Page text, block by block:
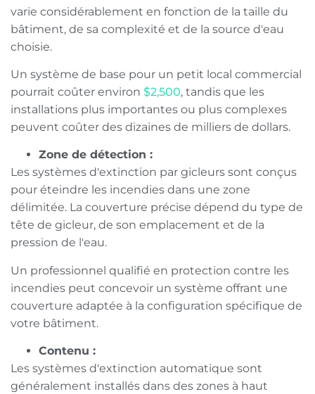
varie considérablement en fonction de la taille du
bâtiment, de sa complexité et de la source d'eau
choisie.
Un système de base pour un petit local commercial
pourrait coûter environ $2,500, tandis que les
installations plus importantes ou plus complexes
peuvent coûter des dizaines de milliers de dollars.
Zone de détection :
Les systèmes d'extinction par gicleurs sont conçus
pour éteindre les incendies dans une zone
délimitée. La couverture précise dépend du type de
tête de gicleur, de son emplacement et de la
pression de l'eau.
Un professionnel qualifié en protection contre les
incendies peut concevoir un système offrant une
couverture adaptée à la configuration spécifique de
votre bâtiment.
Contenu :
Les systèmes d'extinction automatique sont
généralement installés dans des zones à haut